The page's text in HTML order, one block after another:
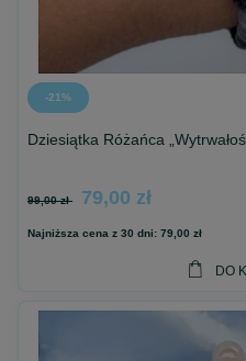
-21%
Dziesiątka Różańca
99,00 zł 79,00 zł
Najniższa cena z 30 dni: 79,00 zł
DO